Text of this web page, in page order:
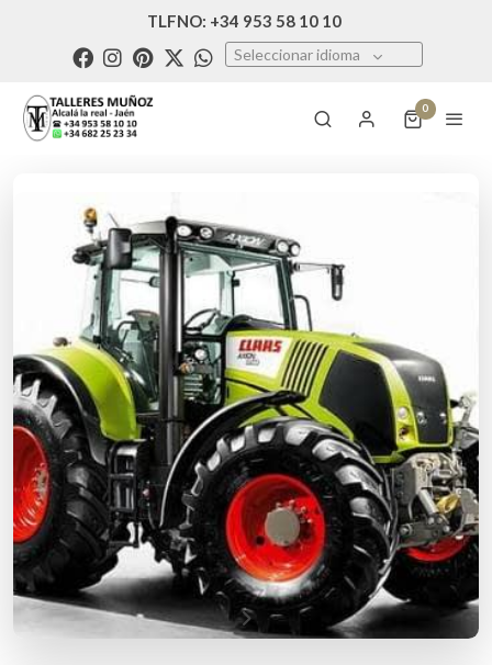
TLFNO: +34 953 58 10 10
Seleccionar idioma
0